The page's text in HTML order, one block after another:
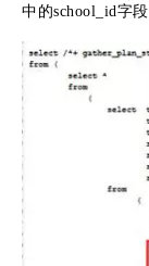
中的school_id字